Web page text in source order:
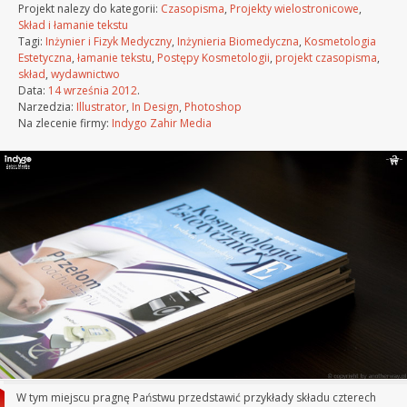
Projekt nalezy do kategorii: Czasopisma, Projekty wielostronicowe,
Skład i łamanie tekstu
Tagi: Inżynier i Fizyk Medyczny, Inżynieria Biomedyczna, Kosmetologia
Estetyczna, łamanie tekstu, Postępy Kosmetologii, projekt czasopisma,
skład, wydawnictwo
Data: 14 września 2012.
Narzedzia: Illustrator, In Design, Photoshop
Na zlecenie firmy: Indygo Zahir Media
W tym miejscu pragnę Państwu przedstawić przykłady składu czterech